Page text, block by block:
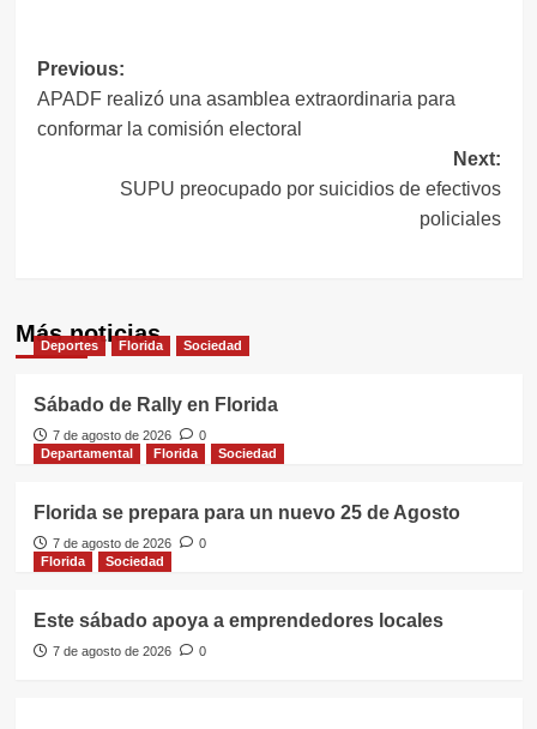
Navegación
de
Previous:
APADF realizó una asamblea extraordinaria para
conformar la comisión electoral
Next:
SUPU preocupado por suicidios de efectivos
policiales
Más noticias
Deportes Florida Sociedad
Sábado de Rally en Florida
7 de agosto de 2026
0
Departamental
Florida Sociedad
Florida se prepara para un nuevo 25 de Agosto
7 de agosto de 2026
0
Florida
Sociedad
Este sábado apoya a emprendedores locales
7 de agosto de 2026 0